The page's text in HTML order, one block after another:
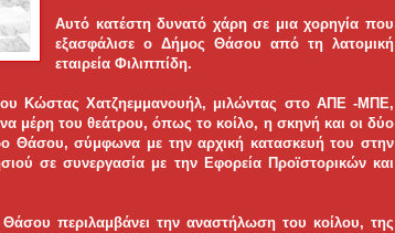
Αυτό κατέστη δυνατό χάρη σε μια χορηγία που
εξασφάλισε ο Δήμος Θάσου από τη λατομική
εταιρεία Φιλιππίδη.
Κώστας Χατζηεμμανουήλ, μιλώντας στο ΑΠΕ -ΜΠΕ,
μέρη του θεάτρου, όπως το κοίλο, η σκηνή και οι δύο
Θάσου, σύμφωνα με την αρχική κατασκευή του στην
σε συνεργασία με την Εφορεία Προϊστορικών και
περιλαμβάνει την αναστήλωση του κοίλου, της